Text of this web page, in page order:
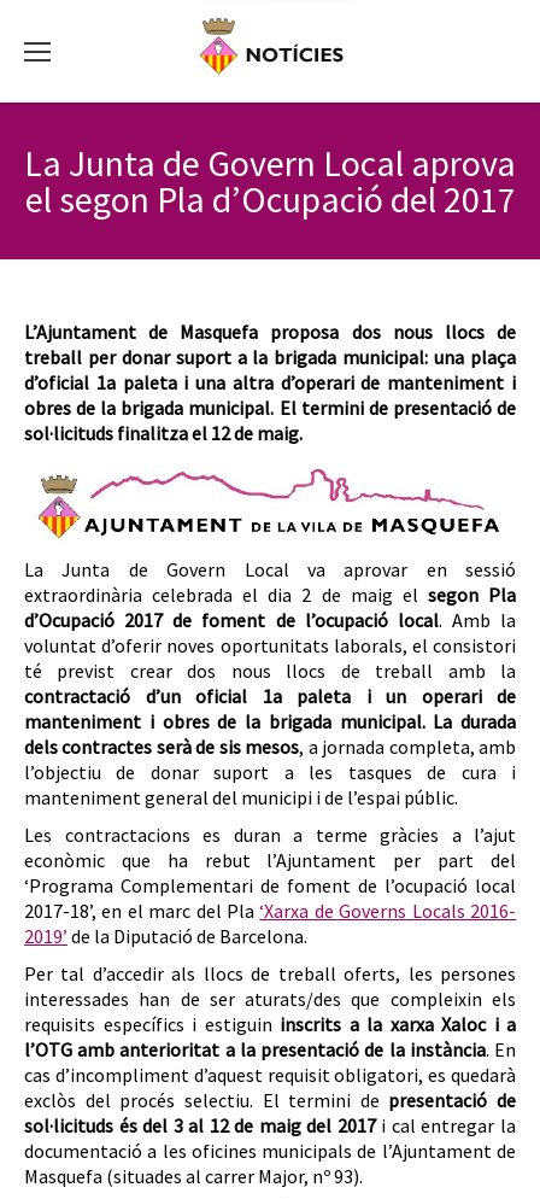
La Junta de Govern Local aprova
el segon Pla d’Ocupació del 2017
L’Ajuntament de Masquefa proposa dos nous llocs de
treball per donar suport a la brigada municipal: una plaça
d’oficial 1a paleta i una altra d’operari de manteniment i
obres de la brigada municipal. El termini de presentació de
sol·licituds finalitza el 12 de maig.
La Junta de Govern Local va aprovar en sessió
extraordinària celebrada el dia 2 de maig el segon Pla
d’Ocupació 2017 de foment de l’ocupació local. Amb la
voluntat d’oferir noves oportunitats laborals, el consistori
té previst crear dos nous llocs de treball amb la
contractació d’un oficial 1a paleta i un operari de
manteniment i obres de la brigada municipal. La durada
dels contractes serà de sis mesos, a jornada completa, amb
l’objectiu de donar suport a les tasques de cura i
manteniment general del municipi i de l’espai públic.
Les contractacions es duran a terme gràcies a l’ajut
econòmic que ha rebut l’Ajuntament per part del
‘Programa Complementari de foment de l’ocupació local
2017-18’, en el marc del Pla‘Xarxa de Governs Locals 2016-
2019’ de la Diputació de Barcelona.
Per tal d’accedir als llocs de treball oferts, les persones
interessades han de ser aturats/des que compleixin els
requisits específics i estiguin inscrits a la xarxa Xaloc i a
l’OTG amb anterioritat a la presentació de la instància. En
cas d’incompliment d’aquest requisit obligatori, es quedarà
exclòs del procés selectiu. El termini de presentació de
sol·licituds és del 3 al 12 de maig del 2017i cal entregar la
documentació a les oficines municipals de l’Ajuntament de
Masquefa (situades al carrer Major, nº 93).